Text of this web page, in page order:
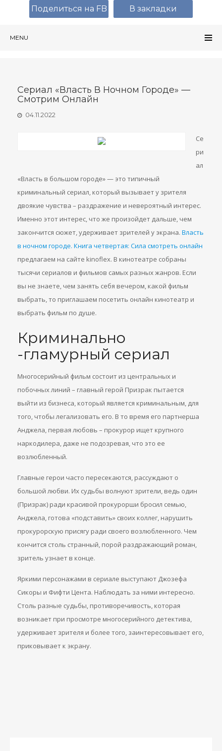
MENU
Сериал «Власть В Ночном Городе» —
Смотрим Онлайн
04.11.2022
Се
ри
ал
«Власть в большом городе» — это типичный
криминальный сериал, который вызывает у зрителя
двоякие чувства – раздражение и невероятный интерес.
Именно этот интерес, что же произойдет дальше, чем
закончится сюжет, удерживает зрителей у экрана. Власть
в ночном городе. Книга четвертая: Сила смотреть онлайн
предлагаем на сайте kinoflex. В кинотеатре собраны
тысячи сериалов и фильмов самых разных жанров. Если
вы не знаете, чем занять себя вечером, какой фильм
выбрать, то приглашаем посетить онлайн кинотеатр и
выбрать фильм по душе.
Криминально
-гламурный сериал
Многосерийный фильм состоит из центральных и
побочных линий – главный герой Призрак пытается
выйти из бизнеса, который является криминальным, для
того, чтобы легализовать его. В то время его партнерша
Анджела, первая любовь – прокурор ищет крупного
наркодилера, даже не подозревая, что это ее
возлюбленный.
Главные герои часто пересекаются, рассуждают о
большой любви. Их судьбы волнуют зрители, ведь один
(Призрак) ради красивой прокурорши бросил семью,
Анджела, готова «подставить» своих коллег, нарушить
прокурорскую присягу ради своего возлюбленного. Чем
кончится столь странный, порой раздражающий роман,
зритель узнает в конце.
Яркими персонажами в сериале выступают Джозефа
Сикоры и Фифти Цента. Наблюдать за ними интересно.
Столь разные судьбы, противоречивость, которая
возникает при просмотре многосерийного детектива,
удерживает зрителя и более того, заинтересовывает его,
приковывает к экрану.
Поделиться на FB В закладки